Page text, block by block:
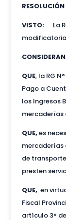
VISTO:
La
QUE, la RG
Pago a
los Ingresos
mercaderías
QUE, es
mercaderías
de
presten
QUE, en
Fiscal
artículo 3°